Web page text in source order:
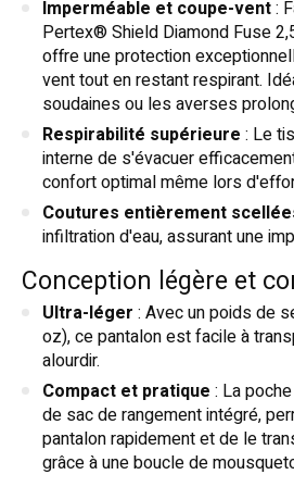
Imperméable et coupe-vent:
Pertex® Shield Diamond Fuse
offre une protection
vent tout en restant respirant.
soudaines ou les averses
Respirabilité supérieure : Le
interne de s'évacuer
confort optimal même lors
Coutures entièrement
infiltration d'eau, assurant une
Conception légère et
Ultra-léger : Avec un poids de
oz), ce pantalon est facile à
alourdir.
Compact et pratique : La
de sac de rangement intégré,
pantalon rapidement et de le
grâce à une boucle de